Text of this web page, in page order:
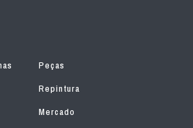
Peças
Repintura
Mercado